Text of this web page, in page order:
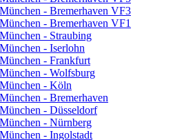
- Bremerhaven VF3
- Bremerhaven VF1
- Straubing
- Iserlohn
- Frankfurt
- Wolfsburg
- Köln
- Bremerhaven
- Düsseldorf
- Nürnberg
- Ingolstadt